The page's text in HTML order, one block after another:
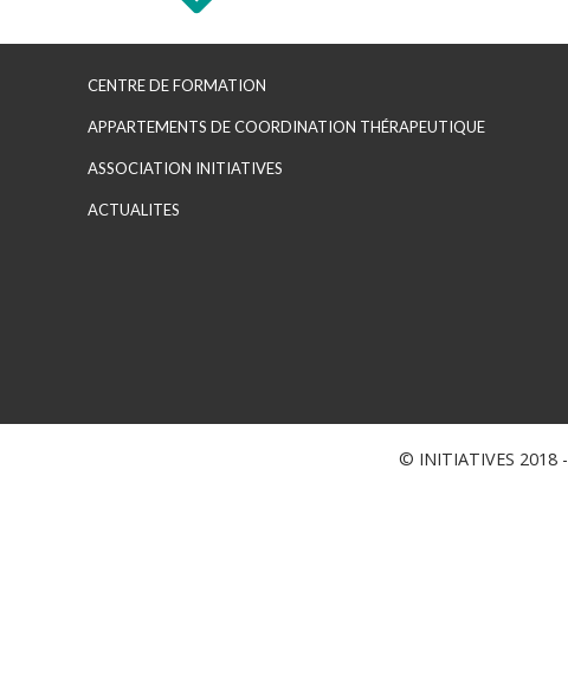
CENTRE DE FORMATION
APPARTEMENTS DE COORDINATION THÉRAPEUTIQUE
ASSOCIATION INITIATIVES
ACTUALITES
© INITIATIVES 2018